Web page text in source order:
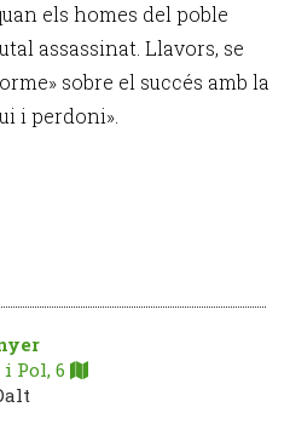
els homes del poble
assassinat. Llavors, se
sobre el succés amb la
i perdoni».
Pol, 6